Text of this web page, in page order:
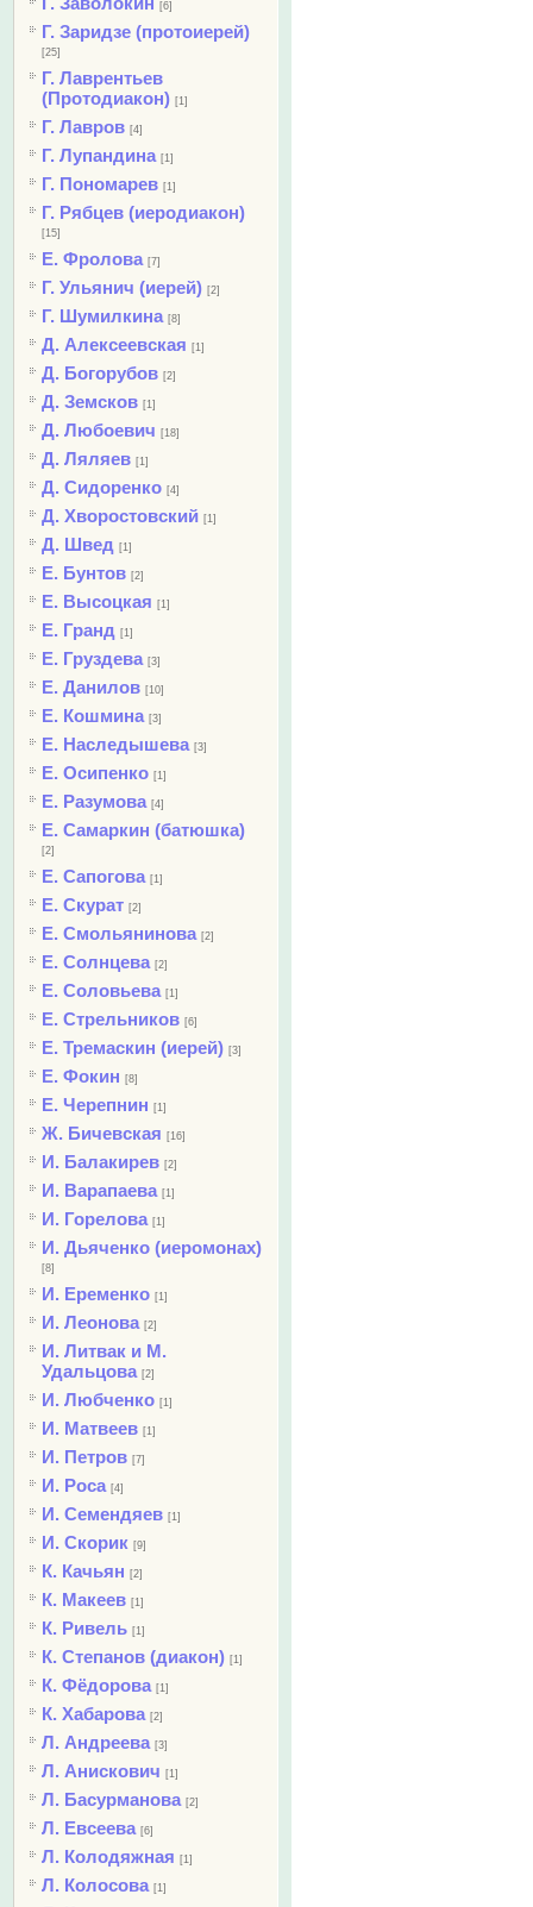
[6]
Г. Заридзе (протоиерей)
[25]
Г. Лаврентьев
(Протодиакон) [1]
Г. Лавров [4]
Г. Лупандина [1]
Г. Пономарев [1]
Г. Рябцев (иеродиакон)
[15]
Е. Фролова [7]
Г. Ульянич (иерей) [2]
Г. Шумилкина [8]
Д. Алексеевская [1]
Д. Богорубов [2]
Д. Земсков [1]
Д. Любоевич [18]
Д. Ляляев [1]
Д. Сидоренко [4]
Д. Хворостовский [1]
Д. Швед [1]
Е. Бунтов [2]
Е. Высоцкая [1]
Е. Гранд [1]
Е. Груздева [3]
Е. Данилов [10]
Е. Кошмина [3]
Е. Наследышева [3]
Е. Осипенко [1]
Е. Разумова [4]
Е. Самаркин (батюшка)
[2]
Е. Сапогова [1]
Е. Скурат [2]
Е. Смольянинова [2]
Е. Солнцева [2]
Е. Соловьева [1]
Е. Стрельников [6]
Е. Тремаскин (иерей) [3]
Е. Фокин [8]
Е. Черепнин [1]
Ж. Бичевская [16]
И. Балакирев [2]
И. Варапаева [1]
И. Горелова [1]
И. Дьяченко (иеромонах)
[8]
И. Еременко [1]
И. Леонова [2]
И. Литвак и М.
Удальцова [2]
И. Любченко [1]
И. Матвеев [1]
И. Петров [7]
И. Роса [4]
И. Семендяев [1]
И. Скорик [9]
К. Качьян [2]
К. Макеев [1]
К. Ривель [1]
К. Степанов (диакон) [1]
К. Фёдорова [1]
К. Хабарова [2]
Л. Андреева [3]
Л. Анискович [1]
Л. Басурманова [2]
Л. Евсеева [6]
Л. Колодяжная [1]
Л. Колосова [1]